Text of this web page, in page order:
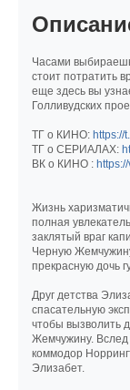
Часами
стоит потратить
еще здесь вы
Голливудских
ТГ о КИНО: https://
ТГ о СЕРИАЛАХ:
ВК о КИНО :
Жизнь
полная
заклятый враг
Черную
прекрасную дочь
Друг детства
спасательную
чтобы вызволить
Жемчужину. Вслед
коммодор
Элизабет.